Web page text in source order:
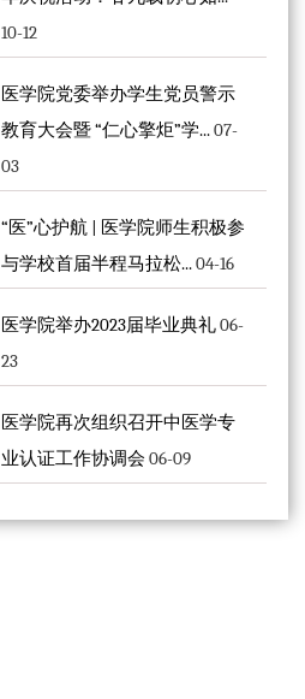
10-12
医学院党委举办学生党员警示
教育大会暨 “仁心擎炬”学...07-
03
“医”心护航 | 医学院师生积极参
与学校首届半程马拉松...04-16
医学院举办2023届毕业典礼06-
23
医学院再次组织召开中医学专
业认证工作协调会 06-09